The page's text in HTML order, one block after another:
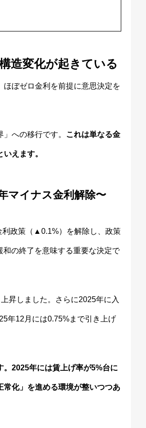
造変化が起きている
ぼゼロ金利を前提に意思決定を
への移行です。 これは単なる金
えます。
マイナス金利解除〜
利政策（▲0.1%）を解除し、政策
の終了を意味する重要な決定で
昇しました。さらに2025年に入
年12月には0.75%まで引き上げ
2025年には賃上げ率が5%台に
化」を進める環境が整いつつあ